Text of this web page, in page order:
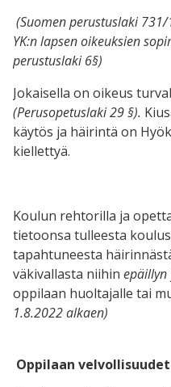
(Suomen perustuslaki
YK:n lapsen oikeuksien
perustuslaki 6§)
Jokaisella on oikeus
(Perusopetuslaki 29 §).
käytös ja häirintä on
kiellettyä.
Koulun rehtorilla ja
tietoonsa tulleesta
tapahtuneesta
väkivallasta niihin epäillyn
oppilaan huoltajalle tai
1.8.2022 alkaen)
Oppilaan velvollisuudet